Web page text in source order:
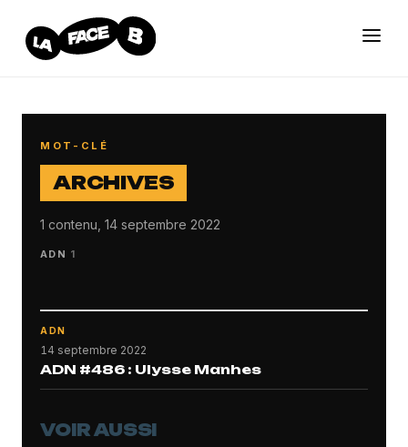
MOT-CLÉ
ARCHIVES
1 contenu, 14 septembre 2022
ADN 1
14 septembre 2022
ADN
ADN #486 : Ulysse Manhes
VOIR AUSSI